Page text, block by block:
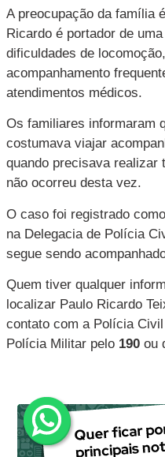
A preocupação da família
Ricardo é portador de
dificuldades de
acompanhamento
atendimentos médicos.
Os familiares informaram
costumava viajar
quando precisava realizar
não ocorreu desta vez.
O caso foi registrado
na Delegacia de Polícia
segue sendo
Quem tiver qualquer
localizar Paulo Ricardo
contato com a Polícia
Polícia Militar pelo 190 ou